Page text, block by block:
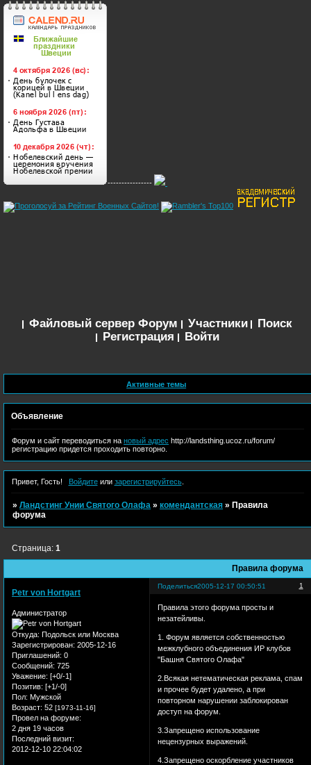
----------------
Файловый сервер Форум Участники
Поиск
Регистрация
Войти
Активные темы
Объявление
Форум и сайт переводиться на новый адрес http://landsthing.ucoz.ru/forum/
регистрацию придется проходить повторно.
Привет, Гость! Войдитеили зарегистрируйтесь.
»Ландстинг Унии Святого Олафа »комендантская »Правила
форума
Правила форума
Страница:1
Поделиться 1
2005-12-17 00:50:51
Petr von Hortgart
Администратор
Откуда: Подольск или Москва
Зарегистрирован: 2005-12-16
Приглашений: 0
Сообщений: 725
Уважение: [+0/-1]
Позитив: [+1/-0]
Пол: Мужской
Возраст: 52 [1973-11-16]
Провел на форуме:
2 дня 19 часов
Последний визит:
2012-12-10 22:04:02
Правила этого форума просты и
незатейливы.
1. Форум является собственностью
межклубного объединения ИР клубов
"Башня Святого Олафа"
2.Всякая нетематическая реклама, спам
и прочее будет удалено, а при
повторном нарушении заблокирован
доступ на форум.
3.Запрещено использование
нецензурных выражений.
4.Запрещено оскорбление участников